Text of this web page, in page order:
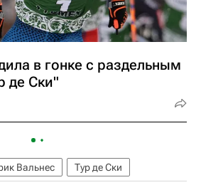
в гонке с раздельным
де Ски"
Вальнес Тур де Ски